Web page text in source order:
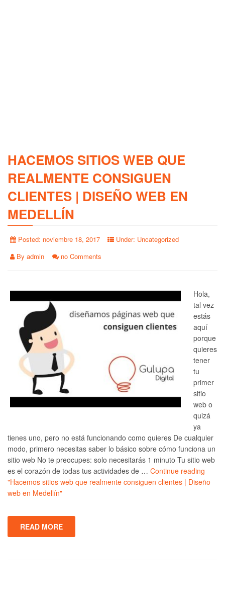
HACEMOS SITIOS WEB QUE
REALMENTE CONSIGUEN
CLIENTES | DISEÑO WEB EN
MEDELLÍN
Posted: noviembre 18, 2017 Under: Uncategorized
By admin no Comments
Hola,
tal vez
estás
aquí
porque
quieres
tener
tu
primer
sitio
web o
quizá
ya
tienes uno, pero no está funcionando como quieres De cualquier
modo, primero necesitas saber lo básico sobre cómo funciona un
sitio web No te preocupes: solo necesitarás 1 minuto Tu sitio web
es el corazón de todas tus actividades de … Continue reading
"Hacemos sitios web que realmente consiguen clientes | Diseño
web en Medellín"
READ MORE